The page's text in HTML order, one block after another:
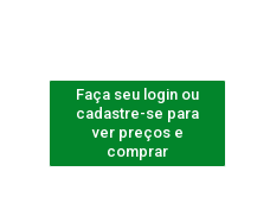
Faça seu login ou
cadastre-se para
ver preços e
comprar